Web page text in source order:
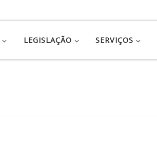
LEGISLAÇÃO SERVIÇOS